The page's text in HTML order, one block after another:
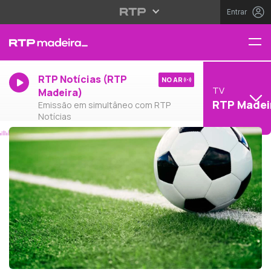
Entrar
RTP Notícias (RTP
Madeira)
Emissão em simultâneo com RTP
Notícias
NO AR
TV
RTP